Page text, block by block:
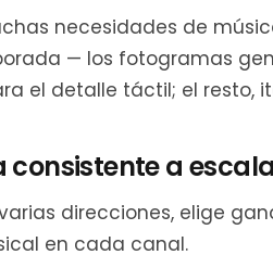
necesidades de
— los fotogramas
el detalle táctil; el resto,
consistente a escala
direcciones, elige
en cada canal.